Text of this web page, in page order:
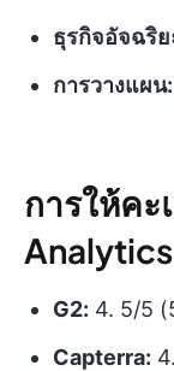
ธุรกิจอัจฉริย
การวางแผน:
การให้คะ
G2: 4. 5/5
Capterra: